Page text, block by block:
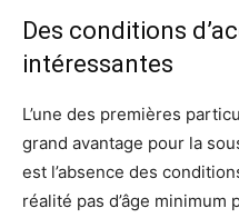
Des conditions
intéressantes
L’une des premières
grand avantage pour la
est l’absence des
réalité pas d’âge